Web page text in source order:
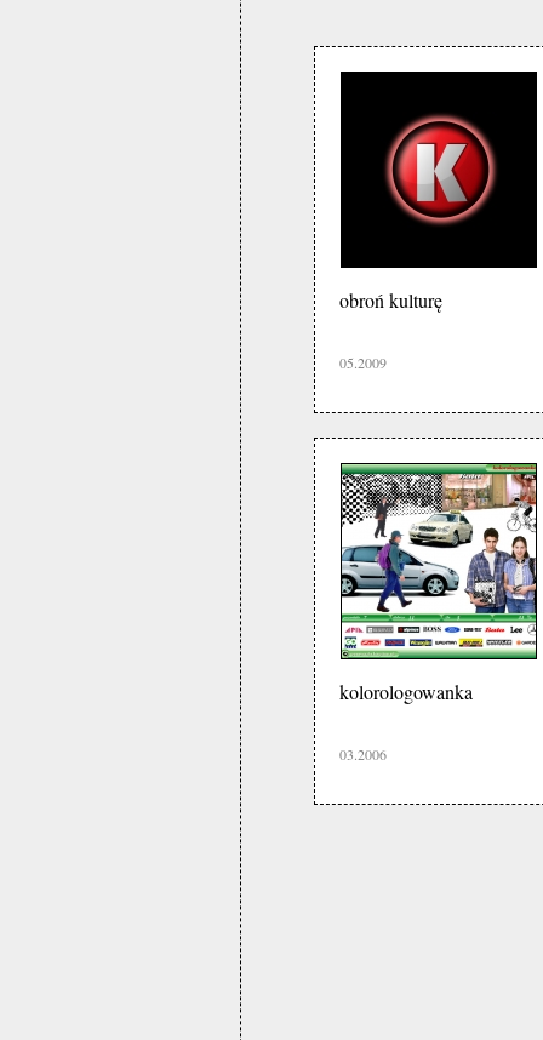
obroń kulturę
05.2009
kolorologowanka
03.2006